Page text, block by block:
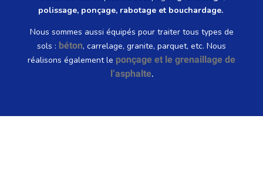
polissage, ponçage, rabotage et bouchardage.
Nous sommes aussi équipés pour traiter tous types de
sols : béton, carrelage, granite, parquet, etc. Nous
réalisons également le ponçage et le grenaillage de
l’asphalte.